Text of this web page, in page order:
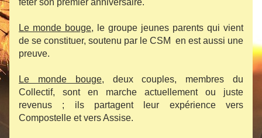
fêter son premier anniversaire.
Le monde bouge, le groupe jeunes parents qui vient
de se constituer, soutenu par le CSM  en est aussi une
preuve.
Le monde bouge, deux couples, membres du
Collectif, sont en marche actuellement ou juste
revenus ; ils partagent leur expérience vers
Compostelle et vers Assise.